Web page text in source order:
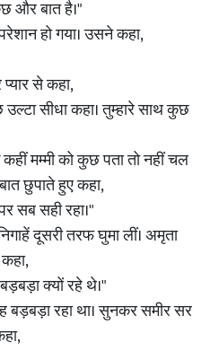
और बात है।"
हो गया। उसने कहा,
से कहा,
सीधा कहा। तुम्हारे साथ कुछ
मम्मी को कुछ पता तो नहीं चल
छुपाते हुए कहा,
सब सही रहा।"
दूसरी तरफ घुमा लीं। अमृता
क्यों रहे थे।"
बड़बड़ा रहा था। सुनकर समीर सर